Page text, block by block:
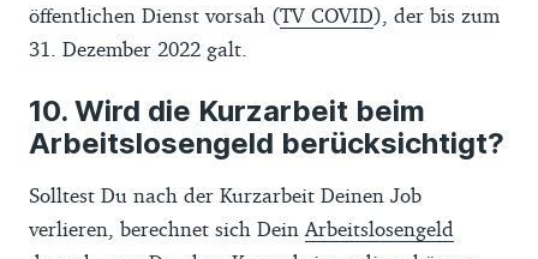
öffentlichen Dienst vorsah (TV COVID), der bis zum
31. Dezember 2022 galt.
Wird die Kurzarbeit beim
Arbeitslosengeld berücksichtigt?
Solltest Du nach der Kurzarbeit Deinen Job
verlieren, berechnet sich Dein Arbeitslosengeld